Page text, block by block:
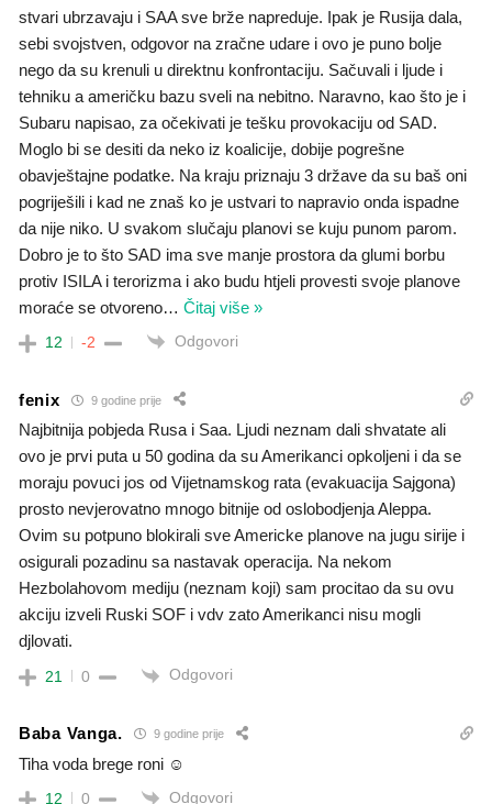
stvari ubrzavaju i SAA sve brže napreduje. Ipak je Rusija dala,
sebi svojstven, odgovor na zračne udare i ovo je puno bolje
nego da su krenuli u direktnu konfrontaciju. Sačuvali i ljude i
tehniku a američku bazu sveli na nebitno. Naravno, kao što je i
Subaru napisao, za očekivati je tešku provokaciju od SAD.
Moglo bi se desiti da neko iz koalicije, dobije pogrešne
obavještajne podatke. Na kraju priznaju 3 države da su baš oni
pogriješili i kad ne znaš ko je ustvari to napravio onda ispadne
da nije niko. U svakom slučaju planovi se kuju punom parom.
Dobro je to što SAD ima sve manje prostora da glumi borbu
protiv ISILA i terorizma i ako budu htjeli provesti svoje planove
moraće se otvoreno… Čitaj više »
12 -2 Odgovori
fenix 9 godine prije
Najbitnija pobjeda Rusa i Saa. Ljudi neznam dali shvatate ali
ovo je prvi puta u 50 godina da su Amerikanci opkoljeni i da se
moraju povuci jos od Vijetnamskog rata (evakuacija Sajgona)
prosto nevjerovatno mnogo bitnije od oslobodjenja Aleppa.
Ovim su potpuno blokirali sve Americke planove na jugu sirije i
osigurali pozadinu sa nastavak operacija. Na nekom
Hezbolahovom mediju (neznam koji) sam procitao da su ovu
akciju izveli Ruski SOF i vdv zato Amerikanci nisu mogli
djlovati.
21 0 Odgovori
Baba Vanga. 9 godine prije
Tiha voda brege roni ☺
12 0 Odgovori